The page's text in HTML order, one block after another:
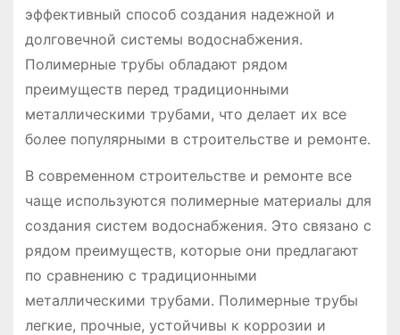
эффективный способ создания надежной и
долговечной системы водоснабжения.
Полимерные трубы обладают рядом
преимуществ перед традиционными
металлическими трубами, что делает их все
более популярными в строительстве и ремонте.
В современном строительстве и ремонте все
чаще используются полимерные материалы для
создания систем водоснабжения. Это связано с
рядом преимуществ, которые они предлагают
по сравнению с традиционными
металлическими трубами. Полимерные трубы
легкие, прочные, устойчивы к коррозии и